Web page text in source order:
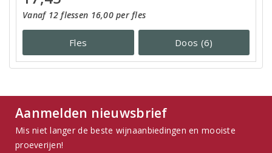
Vanaf 12 flessen 16,00 per fles
Fles Doos (6)
Aanmelden nieuwsbrief
Mis niet langer de beste wijnaanbiedingen en mooiste
proeverijen!